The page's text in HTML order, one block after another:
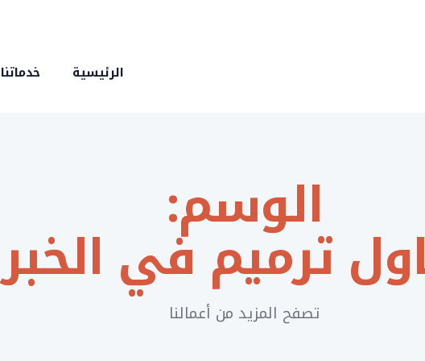
الرئيسية خدماتنا
الوسم:
ترميم في الخبر
تصفح المزيد من أعمالنا